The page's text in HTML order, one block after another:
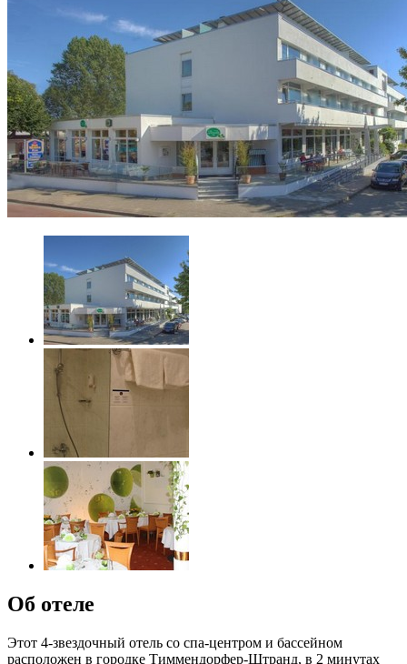
Об отеле
Этот 4-звездочный отель со спа-центром и бассейном
расположен в городке Тиммендорфер-Штранд, в 2 минутах